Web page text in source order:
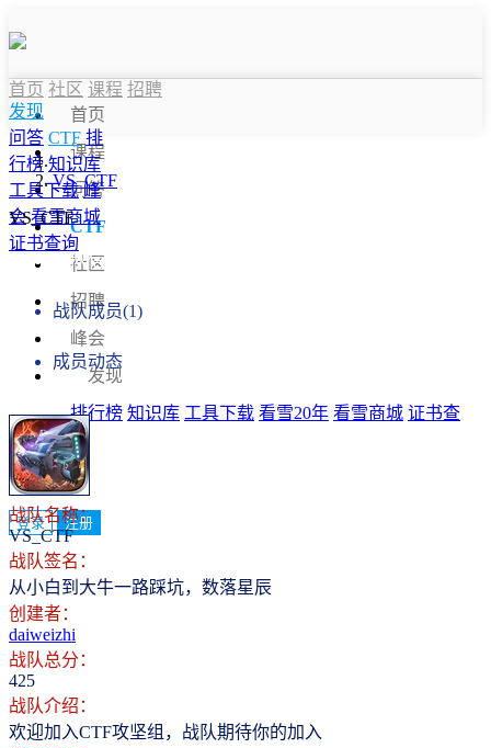
首页
课程
问答
CTF
社区
招聘
峰会
发现
排行榜 知识库 工具下载 看雪20年 看雪商城 证书查
询
登录 注册
首页 社区 课程 招聘
发现
问答 CTF 排
行榜 知识库
工具下载 峰
会 看雪商城
证书查询
VS_CTF
VS_CTF
战队信息
战队成员(1)
成员动态
战队名称：
VS_CTF
战队签名：
从小白到大牛一路踩坑，数落星辰
创建者：
daiweizhi
战队总分：
425
战队介绍：
欢迎加入CTF攻坚组，战队期待你的加入